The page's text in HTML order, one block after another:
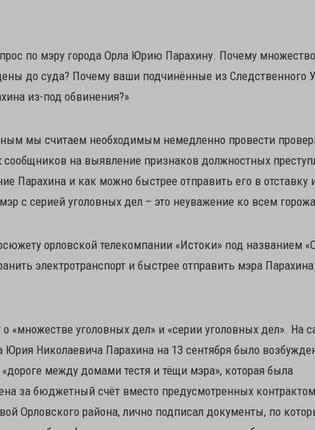
по мэру города Орла Юрию Парахину. Почему
до суда? Почему ваши подчинённые из Следственного
из-под обвинения?»
мы считаем необходимым немедленно провести
на выявление признаков должностных
Парахина и как можно быстрее отправить его в
с серией уголовных дел – это неуважение ко всем
орловской телекомпании «Истоки» под названием
электротранспорт и быстрее отправить мэра
«множестве уголовных дел» и «серии уголовных дел». На
Николаевича Парахина на 13 сентября было
между домами тестя и тёщи мэра», которая была
за бюджетный счёт вместо предусмотренных
Орловского района, лично подписал документы, по